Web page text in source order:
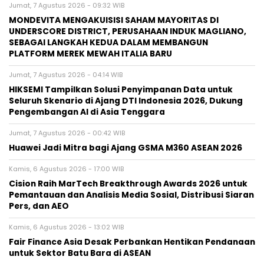
Jumat, 7 Agustus 2026 - 09:32 WIB
MONDEVITA MENGAKUISISI SAHAM MAYORITAS DI
UNDERSCORE DISTRICT, PERUSAHAAN INDUK MAGLIANO,
SEBAGAI LANGKAH KEDUA DALAM MEMBANGUN
PLATFORM MEREK MEWAH ITALIA BARU
Jumat, 7 Agustus 2026 - 04:14 WIB
HIKSEMI Tampilkan Solusi Penyimpanan Data untuk
Seluruh Skenario di Ajang DTI Indonesia 2026, Dukung
Pengembangan AI di Asia Tenggara
Jumat, 7 Agustus 2026 - 00:42 WIB
Huawei Jadi Mitra bagi Ajang GSMA M360 ASEAN 2026
Kamis, 6 Agustus 2026 - 17:00 WIB
Cision Raih MarTech Breakthrough Awards 2026 untuk
Pemantauan dan Analisis Media Sosial, Distribusi Siaran
Pers, dan AEO
Kamis, 6 Agustus 2026 - 13:02 WIB
Fair Finance Asia Desak Perbankan Hentikan Pendanaan
untuk Sektor Batu Bara di ASEAN